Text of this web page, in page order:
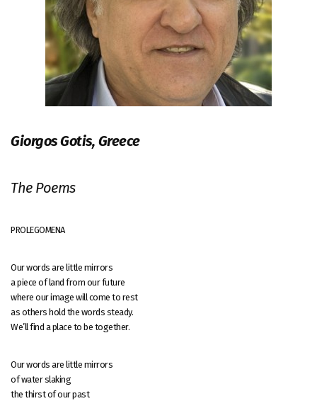
Giorgos Gotis, Greece
The Poems
PROLEGOMENA
Our words are little mirrors
a piece of land from our future
where our image will come to rest
as others hold the words steady.
We’ll find a place to be together.
Our words are little mirrors
of water slaking
the thirst of our past